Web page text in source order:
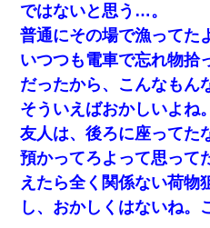
近所のお寺に住み込みで手伝い
た。ある日、オッサンが火かき
走り回っていて…
【修羅場】彼女親「カスな家柄
めんだ」俺「じゃあ別れます…
なかったの？（泣」
旦那の元カノをSNSで探して写
を晒してた。ほとんどがブスと
評価で苦々しく思った
ではないと思う…。
普通にその場で漁ってた
いつつも電車で忘れ物拾
だったから、こんなもん
そういえばおかしいよね。
友人は、後ろに座ってた
預かってろよって思って
えたら全く関係ない荷物
し、おかしくはないね。